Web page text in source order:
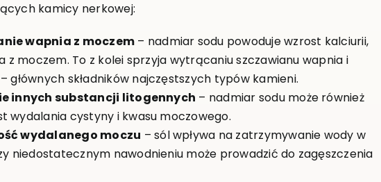
kamicy nerkowej:
wapnia z moczem – nadmiar sodu powoduje wzrost kalciurii,
z moczem. To z kolei sprzyja wytrącaniu szczawianu wapnia i
głównych składników najczęstszych typów kamieni.
innych substancji litogennych – nadmiar sodu może również
wydalania cystyny i kwasu moczowego.
wydalanego moczu – sól wpływa na zatrzymywanie wody w
niedostatecznym nawodnieniu może prowadzić do zagęszczenia